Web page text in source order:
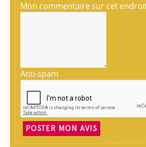
Mon commentaire sur cet
Anti-spam
POSTER MON AVIS